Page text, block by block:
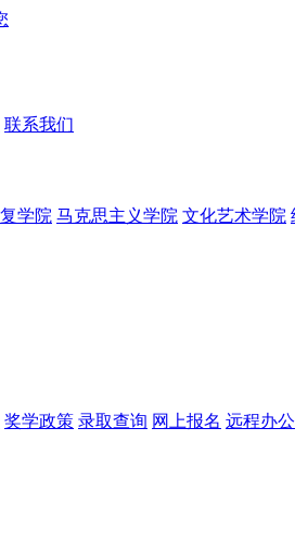
联系我们
学院 马克思主义学院 文化艺术学院
奖学政策 录取查询 网上报名 远程办公